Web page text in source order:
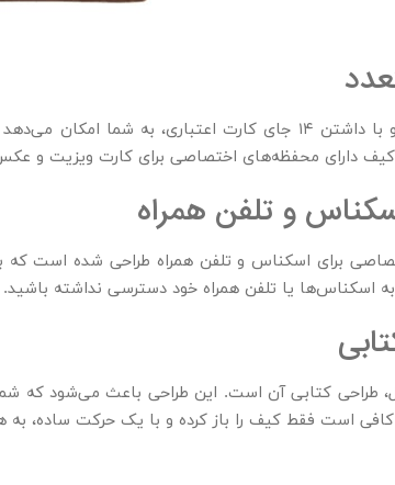
این کیف پول چرم مردانه طراحی فولیتر دارد و با داشتن
کیف دارای محفظه‌های اختصاصی برای کارت ویزیت و
و تلفن همراه
برای اسکناس و تلفن همراه طراحی شده است که
یا تلفن همراه خود دسترسی نداشته باشید.
طراحی کتابی آن است. این طراحی باعث می‌شود که
است فقط کیف را باز کرده و با یک حرکت ساده،